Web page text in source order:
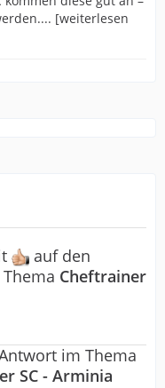
[weiterlesen
auf den
Cheftrainer
im Thema
SC - Arminia